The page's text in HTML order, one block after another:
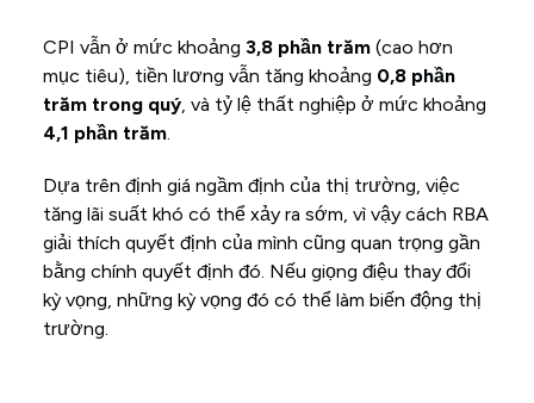
CPI vẫn ở mức khoảng 3,8 phần trăm(cao hơn
mục tiêu), tiền lương vẫn tăng khoảng 0,8 phần
trăm trong quý, và tỷ lệ thất nghiệp ở mức khoảng
4,1 phần trăm.
Dựa trên định giá ngầm định của thị trường, việc
tăng lãi suất khó có thể xảy ra sớm, vì vậy cách RBA
giải thích quyết định của mình cũng quan trọng gần
bằng chính quyết định đó. Nếu giọng điệu thay đổi
kỳ vọng, những kỳ vọng đó có thể làm biến động thị
trường.